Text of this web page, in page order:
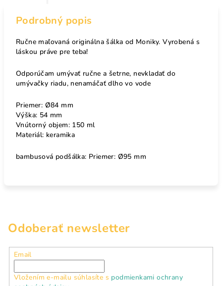
Podrobný popis
Ručne maľovaná originálna šálka od Moniky. Vyrobená s
láskou práve pre teba!
Odporúčam umývať ručne a šetrne, nevkladať do
umývačky riadu, nenamáčať dlho vo vode
Priemer: Ø84 mm
Výška: 54 mm
Vnútorný objem: 150 ml
Materiál: keramika
bambusová podšálka: Priemer: Ø95 mm
Odoberať newsletter
Email
Vložením e-mailu súhlasíte s podmienkami ochrany